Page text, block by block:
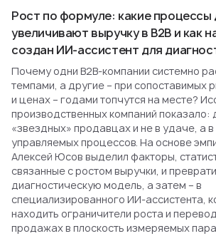
Рост по формуле: какие процессы
увеличивают выручку в B2B и как
создан ИИ-ассистент для
Почему одни B2B-компании системно
темпами, а другие – при сопоставимых
и ценах – годами топчутся на месте?
производственных компаний показало:
«звездных» продавцах и не в удаче, а в
управляемых процессов. На основе
Алексей Юсов выделил факторы,
связанные с ростом выручки, и
диагностическую модель, а затем – в
специализированного ИИ-ассистента,
находить ограничители роста и
продажах в плоскость измеряемых